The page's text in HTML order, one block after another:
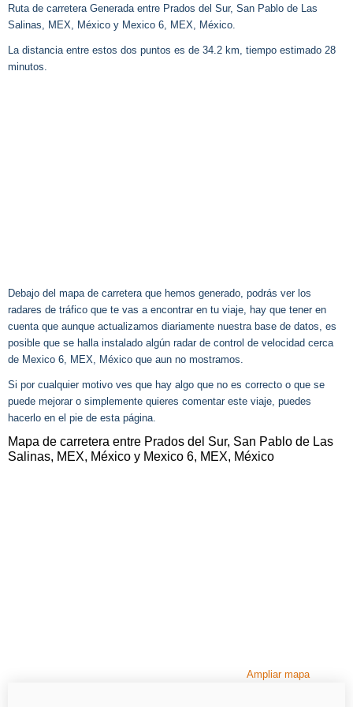
Ruta de carretera Generada entre Prados del Sur, San Pablo de Las
Salinas, MEX, México y Mexico 6, MEX, México.
La distancia entre estos dos puntos es de 34.2 km, tiempo estimado 28
minutos.
Debajo del mapa de carretera que hemos generado, podrás ver los
radares de tráfico que te vas a encontrar en tu viaje, hay que tener en
cuenta que aunque actualizamos diariamente nuestra base de datos, es
posible que se halla instalado algún radar de control de velocidad cerca
de Mexico 6, MEX, México que aun no mostramos.
Si por cualquier motivo ves que hay algo que no es correcto o que se
puede mejorar o simplemente quieres comentar este viaje, puedes
hacerlo en el pie de esta página.
Mapa de carretera entre Prados del Sur, San Pablo de Las
Salinas, MEX, México y Mexico 6, MEX, México
Ampliar mapa